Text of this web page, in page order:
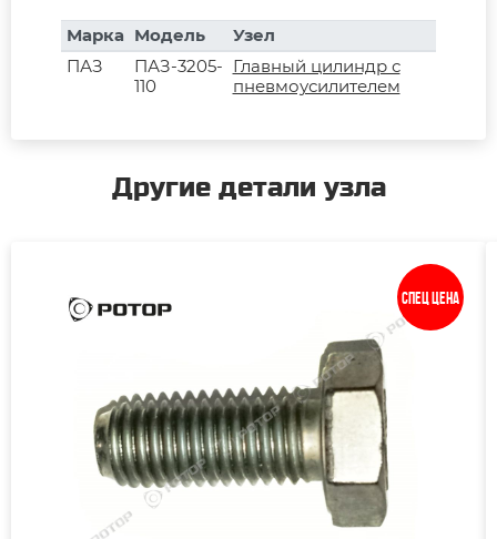
Марка Модель
Узел
ПАЗ
ПАЗ-3205-
110
Главный цилиндр с
пневмоусилителем
Другие детали узла
Спец цена